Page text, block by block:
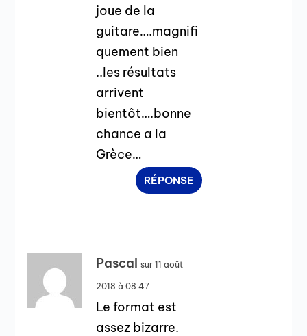
joue de la
guitare….magnifi
quement bien
..les résultats
arrivent
bientôt….bonne
chance a la
Grèce…
RÉPONSE
Pascal sur 11 août
2018 à 08:47
Le format est
assez bizarre.